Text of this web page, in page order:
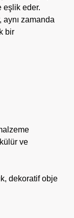
eşlik eder.
zamanda
bir
ve
dekoratif obje